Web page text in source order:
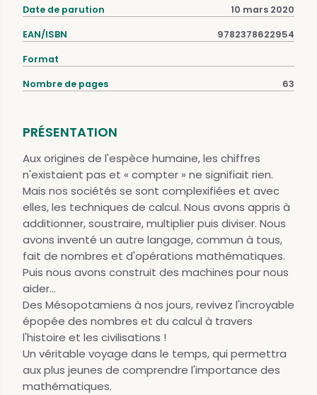
Date de parution 10 mars 2020
EAN/ISBN 9782378622954
Format
Nombre de pages 63
PRÉSENTATION
Aux origines de l'espèce humaine, les chiffres
n'existaient pas et « compter » ne signifiait rien.
Mais nos sociétés se sont complexifiées et avec
elles, les techniques de calcul. Nous avons appris à
additionner, soustraire, multiplier puis diviser. Nous
avons inventé un autre langage, commun à tous,
fait de nombres et d'opérations mathématiques.
Puis nous avons construit des machines pour nous
aider...
Des Mésopotamiens à nos jours, revivez l'incroyable
épopée des nombres et du calcul à travers
l'histoire et les civilisations !
Un véritable voyage dans le temps, qui permettra
aux plus jeunes de comprendre l'importance des
mathématiques.